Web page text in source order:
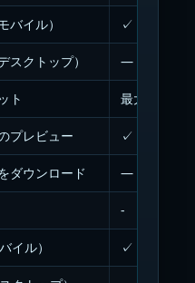
バイル） ✓
スクトップ） —
ト 最大3
プレビュー ✓
ダウンロード —
-
イル） ✓